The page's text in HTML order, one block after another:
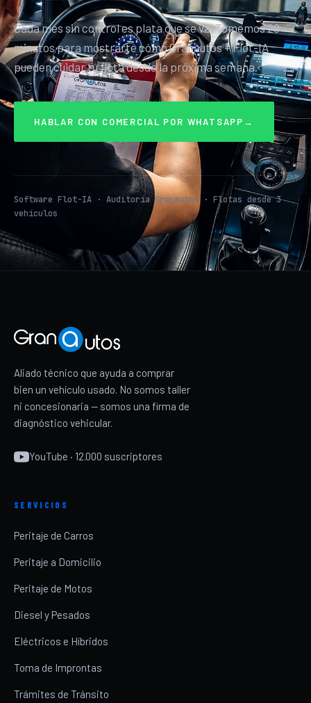
Cada mes sin control es plata que se va. Tomemos 20
minutos para mostrarte cómo Granautos + Flot-IA
pueden cuidar tu flota desde la próxima semana.
HABLAR CON COMERCIAL POR WHATSAPP →
Software Flot-IA · Auditoría Granautos · Flotas desde 3
vehículos
Aliado técnico que ayuda a comprar
bien un vehículo usado. No somos taller
ni concesionaria — somos una firma de
diagnóstico vehicular.
YouTube · 12.000 suscriptores
SERVICIOS
Peritaje de Carros
Peritaje a Domicilio
Peritaje de Motos
Diesel y Pesados
Eléctricos e Híbridos
Toma de Improntas
Trámites de Tránsito